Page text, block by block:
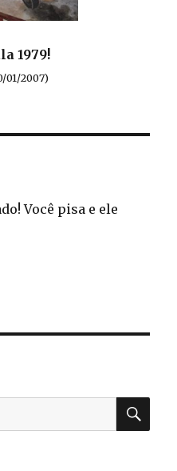
1979!
01/2007)
Você pisa e ele